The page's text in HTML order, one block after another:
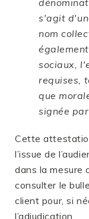
s'agit
nom
sociaux,
requises,
que
signée
Cette
l’issue de
dans la mesure
consulter le
client pour, si
l’adjudication.